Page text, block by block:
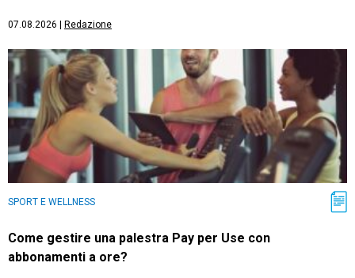
07.08.2026 Redazione
SPORT E WELLNESS
Come gestire una palestra Pay per Use con
abbonamenti a ore?